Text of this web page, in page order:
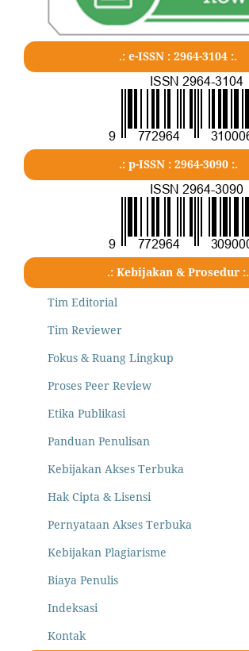
.: e-ISSN : 2964-3104 :.
.: p-ISSN : 2964-3090 :.
.: Kebijakan & Prosedur :.
Tim Editorial
Tim Reviewer
Fokus & Ruang Lingkup
Proses Peer Review
Etika Publikasi
Panduan Penulisan
Kebijakan Akses Terbuka
Hak Cipta & Lisensi
Pernyataan Akses Terbuka
Kebijakan Plagiarisme
Biaya Penulis
Indeksasi
Kontak